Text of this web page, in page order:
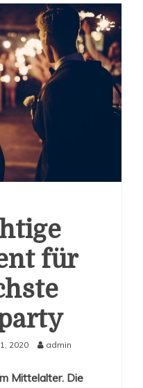
für
2020 admin
Mittelalter. Die